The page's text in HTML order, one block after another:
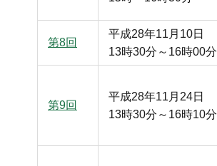
第8回
平成28年11月10日
13時30分～16時00分
第9回
平成28年11月24日
13時30分～16時10分